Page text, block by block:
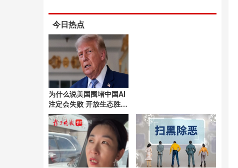
今日热点
为什么说美国围堵中国AI
注定会失败 开放生态胜封
闭垄断